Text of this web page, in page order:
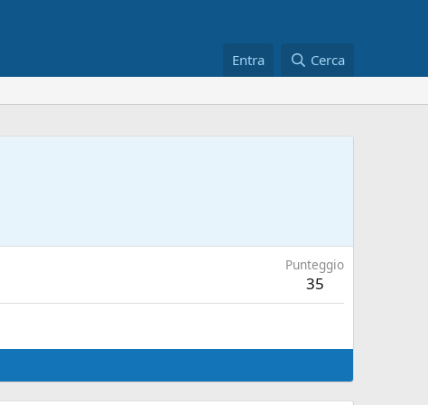
Entra Cerca
Punteggio
35